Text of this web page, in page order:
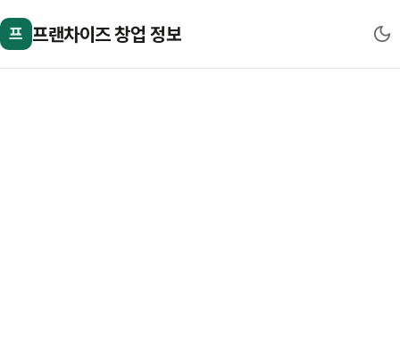
프 프랜차이즈 창업 정보